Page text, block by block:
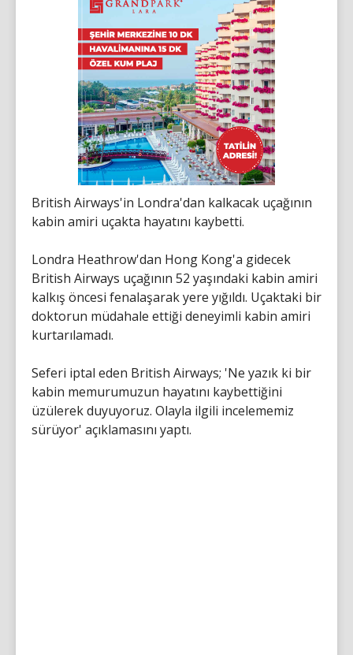
British Airways'in Londra'dan kalkacak uçağının
kabin amiri uçakta hayatını kaybetti.
Londra Heathrow'dan Hong Kong'a gidecek
British Airways uçağının 52 yaşındaki kabin amiri
kalkış öncesi fenalaşarak yere yığıldı. Uçaktaki bir
doktorun müdahale ettiği deneyimli kabin amiri
kurtarılamadı.
Seferi iptal eden British Airways; 'Ne yazık ki bir
kabin memurumuzun hayatını kaybettiğini
üzülerek duyuyoruz. Olayla ilgili incelememiz
sürüyor' açıklamasını yaptı.